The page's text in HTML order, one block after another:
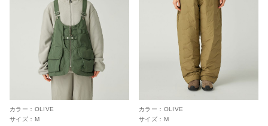
カラー： OLIVE
サイズ： M
カラー： OLIVE
サイズ： M